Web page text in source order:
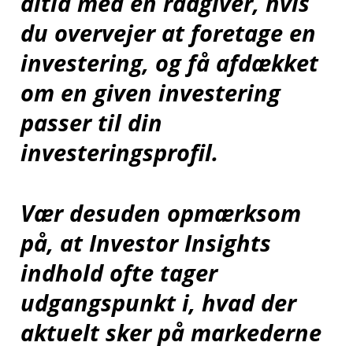
du overvejer at foretage en
investering, og få afdækket
om en given investering
passer til din
investeringsprofil.
Vær desuden opmærksom
på, at Investor Insights
indhold ofte tager
udgangspunkt i, hvad der
aktuelt sker på markederne